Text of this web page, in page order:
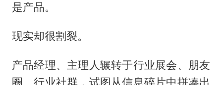
是产品。
现实却很割裂。
产品经理、主理人辗转于行业展会、朋友
圈、行业社群，试图从信息碎片中拼凑出